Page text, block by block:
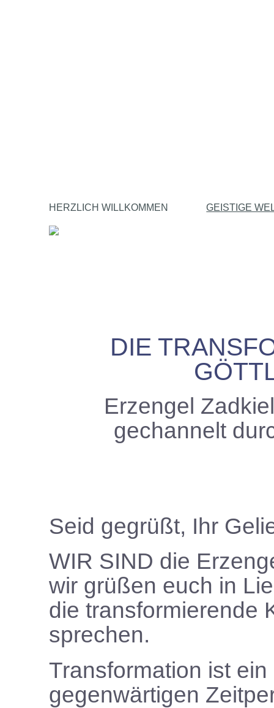
HERZLICH WILLKOMMEN GEISTIGE
DIE
Erzengel
gechannelt
Seid gegrüßt, Ihr
WIR SIND die
wir grüßen euch in
die transformierende
sprechen.
Transformation ist
gegenwärtigen